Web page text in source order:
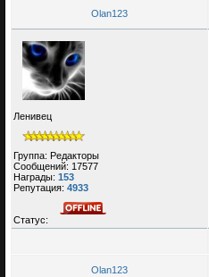
Olan123
Ленивец
Группа: Редакторы
Сообщений: 17577
Награды: 153
Репутация: 4933
Статус:
Olan123